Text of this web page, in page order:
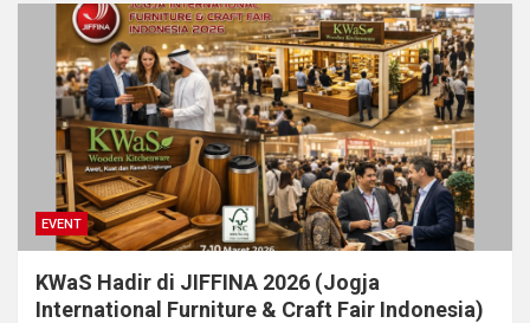
EVENT
KWaS Hadir di JIFFINA 2026 (Jogja
International Furniture & Craft Fair Indonesia)